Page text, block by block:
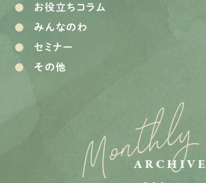
お役立ちコラム
みんなのわ
セミナー
その他
Monthly
ARCHIVE